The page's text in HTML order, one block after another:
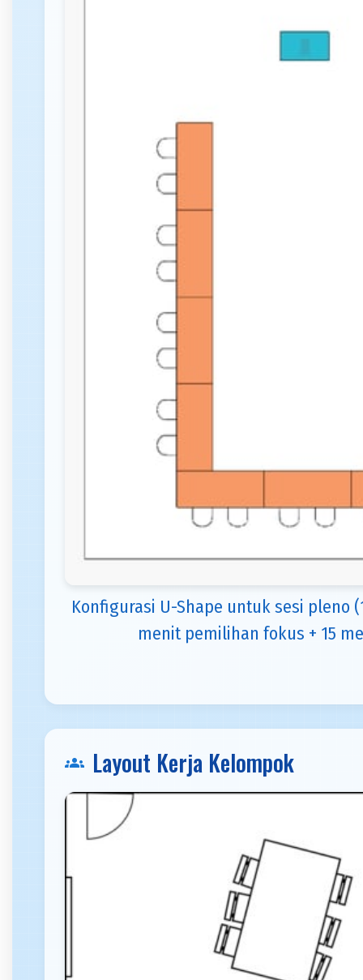
Konfigurasi U-Shape untuk sesi pleno
menit pemilihan fokus + 15
groups Layout Kerja Kelompok